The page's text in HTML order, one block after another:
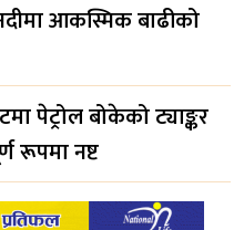
आकस्मिक बाढीको
पेट्रोल बोकेको ट्याङ्कर
रूपमा नष्ट